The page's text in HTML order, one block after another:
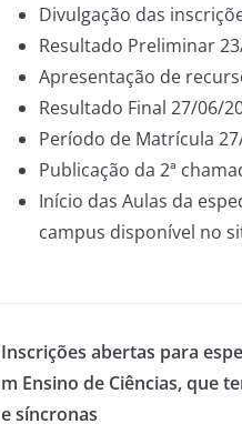
Divulgação das
Resultado Preliminar
Apresentação de
Resultado Final 27/06/
Período de Matrícula
Publicação da 2ª
Início das Aulas da
campus disponível no
Inscrições abertas para
m Ensino de Ciências, que
e síncronas